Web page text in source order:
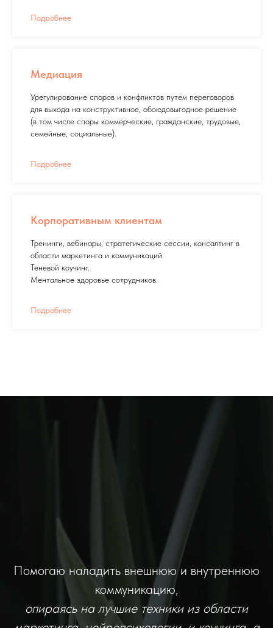
Подробнее
Медиация
Урегулирование споров и конфликтов путем переговоров
для выхода на конструктивное, обоюдовыгодное решение
(в том числе споры коммерческие, гражданские, трудовые,
семейные, социальные).
Подробнее
Корпоративным клиентам
Тренинги, вебинары, стратегические сессии, консалтинг в
области маркетинга и коммуникаций.
Теневой коучинг.
Ментальное здоровье сотрудников.
Подробнее
Помогаю наладить внешнюю и внутреннюю
коммуникацию,
опираясь на лучшие техники из области